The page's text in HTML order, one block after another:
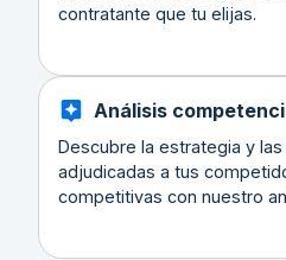
contratante que tu elijas.
Análisis
Descubre la estrategia y
adjudicadas a tus
competitivas con nuestro